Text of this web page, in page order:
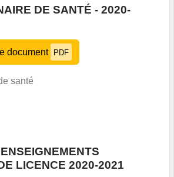
DE SANTÉ - 2020-
document PDF
santé
LICENCE 2020-2021